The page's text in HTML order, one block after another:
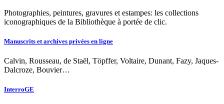
Photographies, peintures, gravures et estampes: les collections
iconographiques de la Bibliothèque à portée de clic.
Manuscrits et archives privées en ligne
Calvin, Rousseau, de Staël, Töpffer, Voltaire, Dunant, Fazy, Jaques-
Dalcroze, Bouvier…
InterroGE